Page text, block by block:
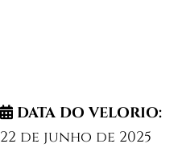
DATA DO VELORIO:
22 de junho de 2025